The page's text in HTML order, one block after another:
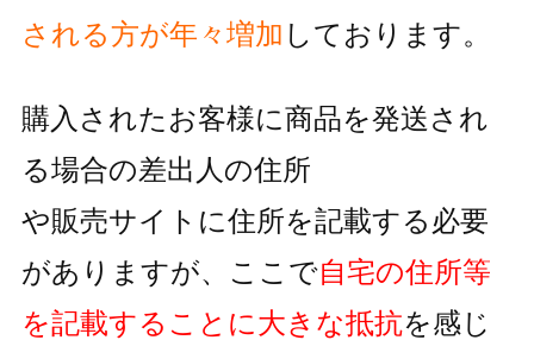
される方が年々増加 しております。
購入されたお客様に商品を発送され
る場合の差出人の住所
や販売サイトに住所を記載する必要
がありますが、 ここで自宅の住所等
を記載することに大きな抵抗を感じ